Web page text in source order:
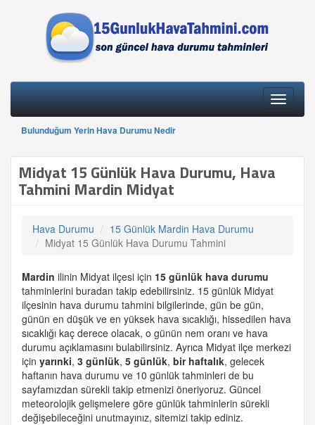
Toggle
Bulunduğum Yerin Hava Durumu Nedir
Midyat 15 Günlük Hava Durumu, Hava
Tahmini Mardin Midyat
Hava Durumu
15 Günlük Mardin Hava Durumu
Midyat 15 Günlük Hava Durumu Tahmini
Mardin ilinin Midyat ilçesi için 15 günlük hava durumu
tahminlerini buradan takip edebilirsiniz. 15 günlük Midyat
ilçesinin hava durumu tahmini bilgilerinde, gün be gün,
günün en düşük ve en yüksek hava sıcaklığı, hissedilen hava
sıcaklığı kaç derece olacak, o günün nem oranı ve hava
durumu açıklamasını bulabilirsiniz. Ayrıca Midyat ilçe merkezi
için yarınki, 3 günlük, 5 günlük, bir haftalık, gelecek
haftanın hava durumu ve 10 günlük tahminleri de bu
sayfamızdan sürekli takip etmenizi öneriyoruz. Güncel
meteorolojik gelişmelere göre günlük tahminlerin sürekli
değişebileceğini unutmayınız, sitemizi takip ediniz.